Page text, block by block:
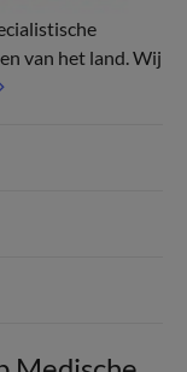
van het land. Wij